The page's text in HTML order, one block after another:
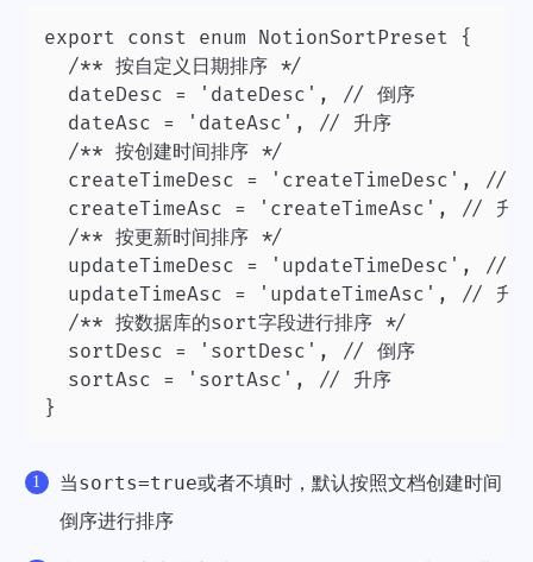
export const enum NotionSortPreset {
  /** 按自定义日期排序 */
  dateDesc = 'dateDesc', // 倒序
  dateAsc = 'dateAsc', // 升序
  /** 按创建时间排序 */
createTimeDesc = 'createTimeDesc', //
  createTimeAsc = 'createTimeAsc', // 升序
  /** 按更新时间排序 */
updateTimeDesc = 'updateTimeDesc', //
  updateTimeAsc = 'updateTimeAsc', // 升序
  /** 按数据库的sort字段进行排序 */
  sortDesc = 'sortDesc', // 倒序
  sortAsc = 'sortAsc', // 升序
}
当sorts=true或者不填时，默认按照文档创建时间
倒序进行排序